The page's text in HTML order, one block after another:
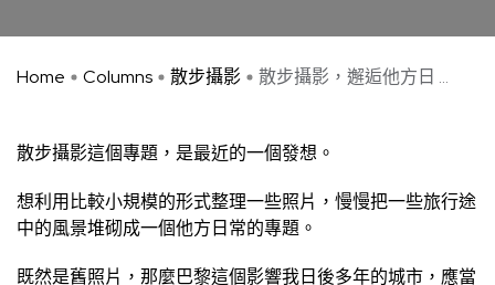
Home Columns 散步攝影 散步攝影，邂逅他方日 ...
散步攝影這個專題，是最近的一個發想。
想利用比較小規模的形式整理一些照片，慢慢把一些旅行途
中的風景堆砌成一個他方日常的專題。
既然是舊照片，那麼巴黎這個影響我日後多年的城市，應當